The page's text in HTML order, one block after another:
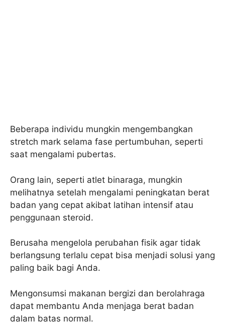
Beberapa individu mungkin mengembangkan
stretch mark selama fase pertumbuhan, seperti
saat mengalami pubertas.
Orang lain, seperti atlet binaraga, mungkin
melihatnya setelah mengalami peningkatan berat
badan yang cepat akibat latihan intensif atau
penggunaan steroid.
Berusaha mengelola perubahan fisik agar tidak
berlangsung terlalu cepat bisa menjadi solusi yang
paling baik bagi Anda.
Mengonsumsi makanan bergizi dan berolahraga
dapat membantu Anda menjaga berat badan
dalam batas normal.